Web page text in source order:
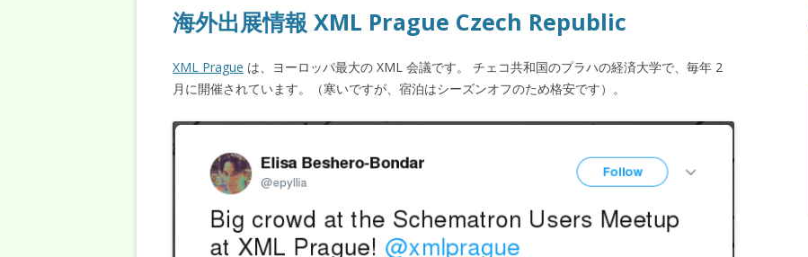
海外出展情報 XML Prague Czech Republic
XML Prague は、ヨーロッパ最大の XML 会議です。 チェコ共和国のプラハの経済大学で、毎年 2
月に開催されています。（寒いですが、宿泊はシーズンオフのため格安です）。